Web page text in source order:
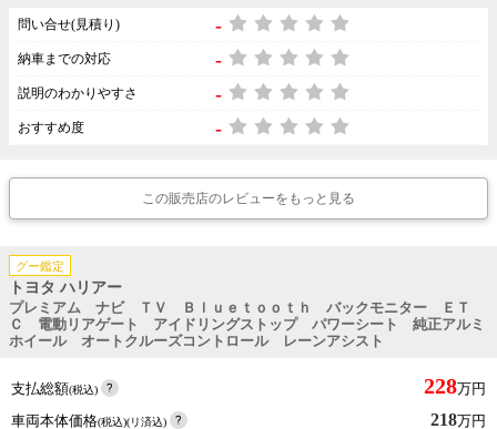
問い合せ(見積り) -
納車までの対応 -
説明のわかりやすさ -
おすすめ度 -
この販売店のレビューをもっと見る
グー鑑定
トヨタ ハリアー
プレミアム ナビ ＴＶ Ｂｌｕｅｔｏｏｔｈ バックモニター ＥＴ
Ｃ 電動リアゲート アイドリングストップ パワーシート 純正アルミ
ホイール オートクルーズコントロール レーンアシスト
支払総額(税込) 228万円
車両本体価格(税込)(リ済込) 218万円